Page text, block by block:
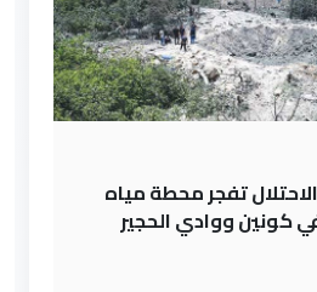
تفجر محطة مياه
كونين ووادي الحجير